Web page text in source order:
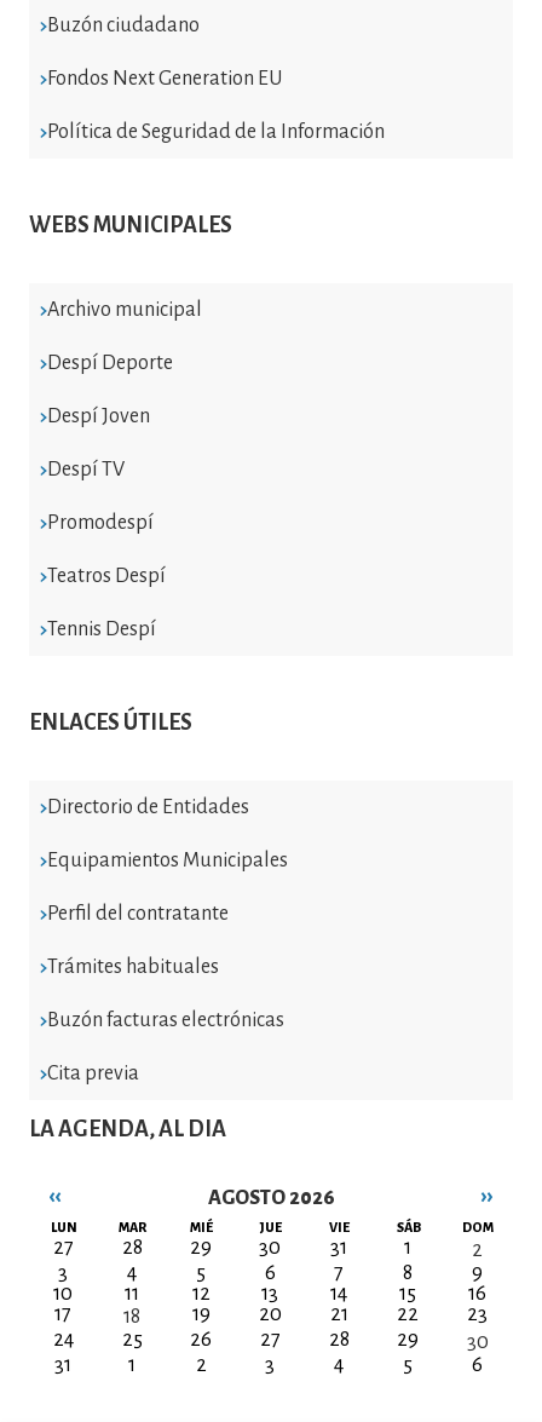
Buzón ciudadano
Fondos Next Generation EU
Política de Seguridad de la Información
WEBS MUNICIPALES
Archivo municipal
Despí Deporte
Despí Joven
Despí TV
Promodespí
Teatros Despí
Tennis Despí
ENLACES ÚTILES
Directorio de Entidades
Equipamientos Municipales
Perfil del contratante
Trámites habituales
Buzón facturas electrónicas
Cita previa
LA AGENDA, AL DIA
AGOSTO 2026
Paginación
‹‹ ››
LUN MAR MIÉ JUE VIE SÁB DOM
27 28 29 30 31 1
2
3
4 5 6 7 8
9
10
11 12 13 14 15
16
17
18 19 20 21 22
23
24
25 26 27 28 29
30
31
1 2 3 4 5 6